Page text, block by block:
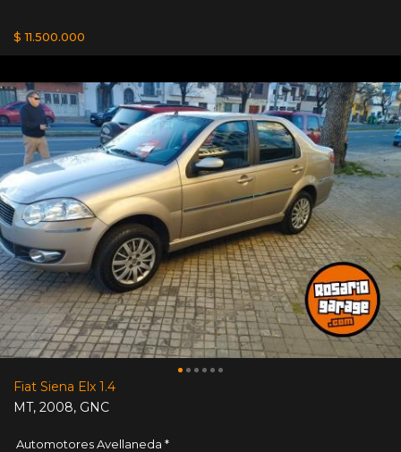
$ 11.500.000
Fiat Siena Elx 1.4
MT, 2008, GNC
Automotores Avellaneda *